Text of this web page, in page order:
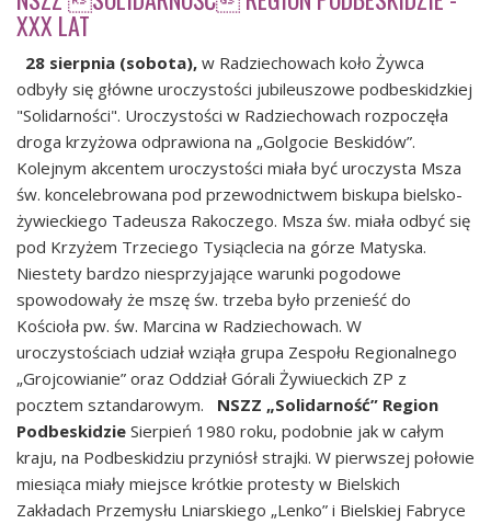
XXX LAT
28 sierpnia (sobota), w Radziechowach koło Żywca
odbyły się główne uroczystości jubileuszowe podbeskidzkiej
"Solidarności". Uroczystości w Radziechowach rozpoczęła
droga krzyżowa odprawiona na „Golgocie Beskidów”.
Kolejnym akcentem uroczystości miała być uroczysta Msza
św. koncelebrowana pod przewodnictwem biskupa bielsko-
żywieckiego Tadeusza Rakoczego. Msza św. miała odbyć się
pod Krzyżem Trzeciego Tysiąclecia na górze Matyska.
Niestety bardzo niesprzyjające warunki pogodowe
spowodowały że mszę św. trzeba było przenieść do
Kościoła pw. św. Marcina w Radziechowach. W
uroczystościach udział wziąła grupa Zespołu Regionalnego
„Grojcowianie” oraz Oddział Górali Żywiueckich ZP z
pocztem sztandarowym. NSZZ „Solidarność” Region
Podbeskidzie Sierpień 1980 roku, podobnie jak w całym
kraju, na Podbeskidziu przyniósł strajki. W pierwszej połowie
miesiąca miały miejsce krótkie protesty w Bielskich
Zakładach Przemysłu Lniarskiego „Lenko” i Bielskiej Fabryce